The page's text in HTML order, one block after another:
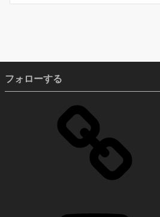
フォローする